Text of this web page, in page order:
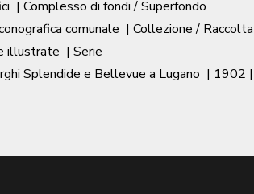
| Complesso di fondi / Superfondo
comunale | Collezione / Raccolta
illustrate | Serie
Splendide e Bellevue a Lugano | 1902